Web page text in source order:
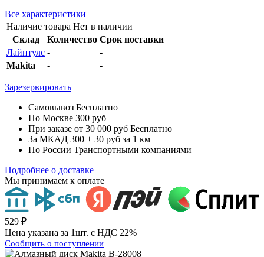
Все характеристики
Наличие товара Нет в наличии
Склад
Количество Срок поставки
Лайнтулс -
-
Makita
- -
Зарезервировать
Самовывоз Бесплатно
По Москве 300 руб
При заказе от 30 000 руб Бесплатно
За МКАД 300 + 30 руб за 1 км
По России Транспортными компаниями
Подробнее о доставке
Мы принимаем к оплате
529 ₽
Цена указана за 1шт. с НДС 22%
Сообщить о поступлении